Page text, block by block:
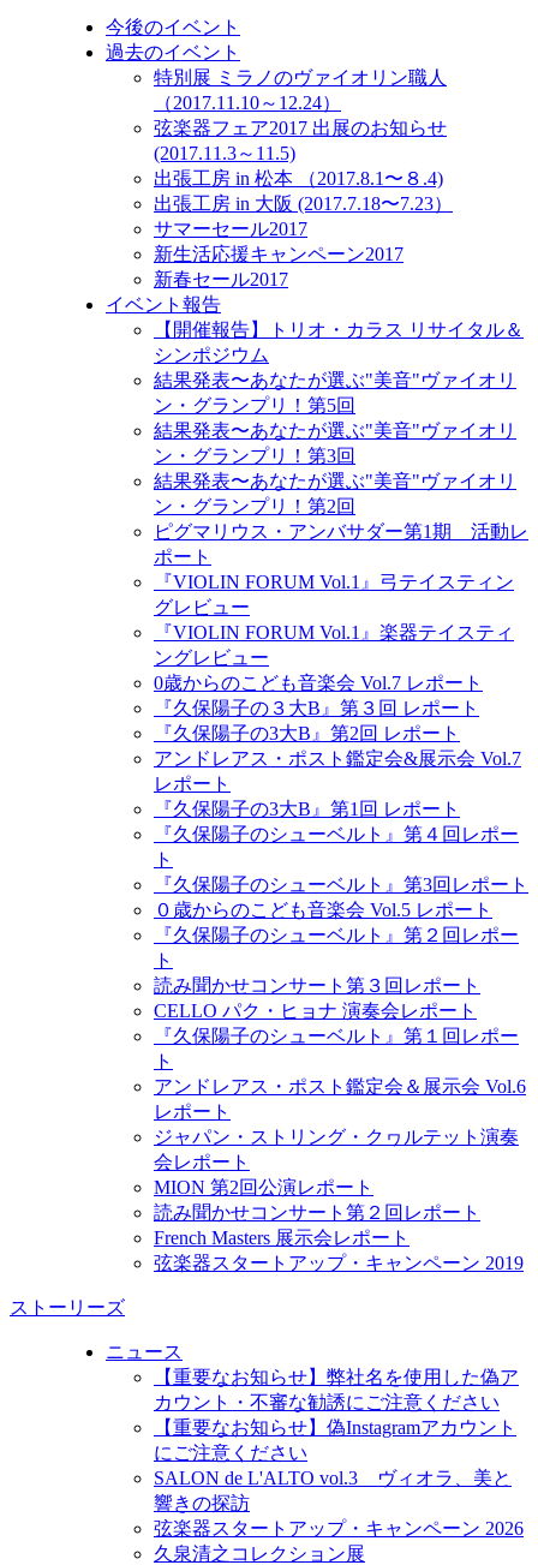
今後のイベント
過去のイベント
特別展 ミラノのヴァイオリン職人
（2017.11.10～12.24）
弦楽器フェア2017 出展のお知らせ
(2017.11.3～11.5)
出張工房 in 松本 （2017.8.1〜８.4)
出張工房 in 大阪 (2017.7.18〜7.23）
サマーセール2017
新生活応援キャンペーン2017
新春セール2017
イベント報告
【開催報告】トリオ・カラス リサイタル＆
シンポジウム
結果発表〜あなたが選ぶ"美音"ヴァイオリ
ン・グランプリ！第5回
結果発表〜あなたが選ぶ"美音"ヴァイオリ
ン・グランプリ！第3回
結果発表〜あなたが選ぶ"美音"ヴァイオリ
ン・グランプリ！第2回
ピグマリウス・アンバサダー第1期 活動レ
ポート
『VIOLIN FORUM Vol.1』弓テイスティン
グレビュー
『VIOLIN FORUM Vol.1』楽器テイスティ
ングレビュー
0歳からのこども音楽会 Vol.7 レポート
『久保陽子の３大B』第３回 レポート
『久保陽子の3大B』第2回 レポート
アンドレアス・ポスト鑑定会&展示会 Vol.7
レポート
『久保陽子の3大B』第1回 レポート
『久保陽子のシューベルト』第４回レポー
ト
『久保陽子のシューベルト』第3回レポート
０歳からのこども音楽会 Vol.5 レポート
『久保陽子のシューベルト』第２回レポー
ト
読み聞かせコンサート第３回レポート
CELLO パク・ヒョナ 演奏会レポート
『久保陽子のシューベルト』第１回レポー
ト
アンドレアス・ポスト鑑定会＆展示会 Vol.6
レポート
ジャパン・ストリング・クヮルテット演奏
会レポート
MION 第2回公演レポート
読み聞かせコンサート第２回レポート
French Masters 展示会レポート
弦楽器スタートアップ・キャンペーン 2019
ストーリーズ
ニュース
【重要なお知らせ】弊社名を使用した偽ア
カウント・不審な勧誘にご注意ください
【重要なお知らせ】偽Instagramアカウント
にご注意ください
SALON de L'ALTO vol.3 ヴィオラ、美と
響きの探訪
弦楽器スタートアップ・キャンペーン 2026
久泉清之コレクション展